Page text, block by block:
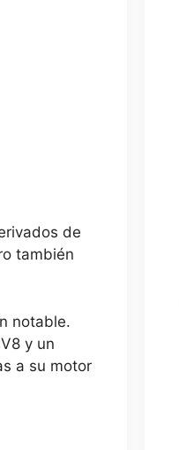
de
también
notable.
y un
a su motor